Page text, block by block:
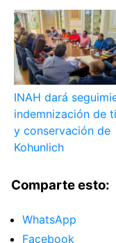
INAH dará
indemnización de
y conservación de
Kohunlich
Comparte esto:
WhatsApp
Facebook